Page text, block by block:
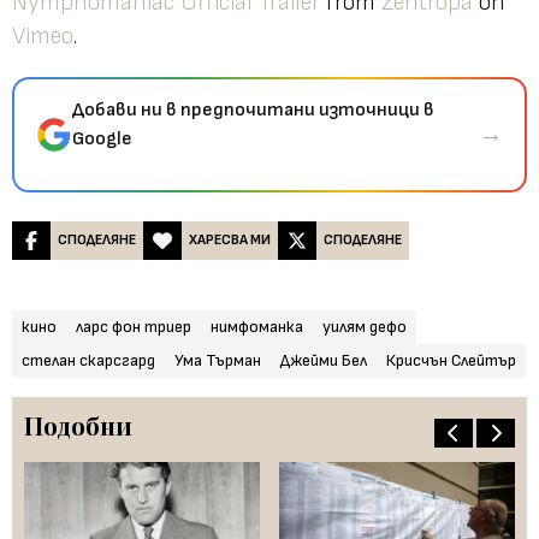
Vimeo.
Добави ни в предпочитани източници в
Google
→
СПОДЕЛЯНЕ ХАРЕСВА МИ СПОДЕЛЯНЕ
кино ларс фон триер нимфоманка
уилям дефо
стелан скарсгард
Ума Търман Джейми Бел Крисчън Слейтър
Подобни